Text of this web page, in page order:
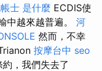
士 是什麼 ECDIS使
中越來越普遍。 河
然而，不幸
按摩台中 seo
約，我們失去了